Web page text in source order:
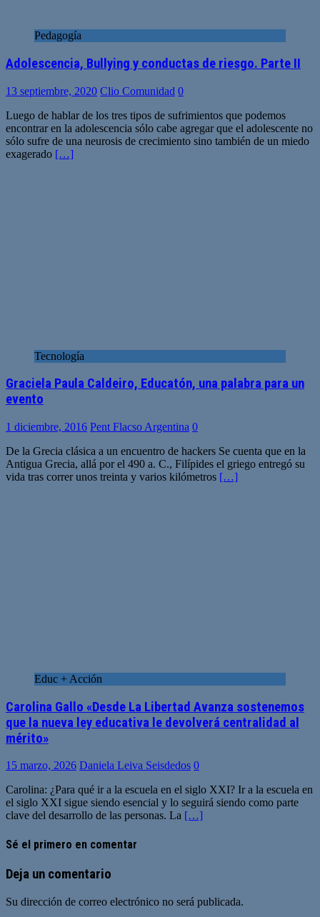
Pedagogía
Adolescencia, Bullying y conductas de riesgo. Parte II
13 septiembre, 2020 Clio Comunidad 0
Luego de hablar de los tres tipos de sufrimientos que podemos
encontrar en la adolescencia sólo cabe agregar que el adolescente no
sólo sufre de una neurosis de crecimiento sino también de un miedo
exagerado […]
Tecnología
Graciela Paula Caldeiro, Educatón, una palabra para un
evento
1 diciembre, 2016 Pent Flacso Argentina 0
De la Grecia clásica a un encuentro de hackers Se cuenta que en la
Antigua Grecia, allá por el 490 a. C., Filípides el griego entregó su
vida tras correr unos treinta y varios kilómetros […]
Educ + Acción
Carolina Gallo «Desde La Libertad Avanza sostenemos
que la nueva ley educativa le devolverá centralidad al
mérito»
15 marzo, 2026 Daniela Leiva Seisdedos 0
Carolina: ¿Para qué ir a la escuela en el siglo XXI? Ir a la escuela en
el siglo XXI sigue siendo esencial y lo seguirá siendo como parte
clave del desarrollo de las personas. La […]
Sé el primero en comentar
Deja un comentario
Su dirección de correo electrónico no será publicada.